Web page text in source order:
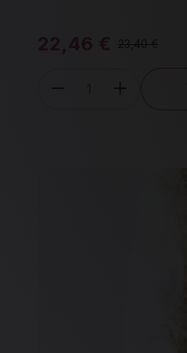
22,46 € 23,40 €
Količina